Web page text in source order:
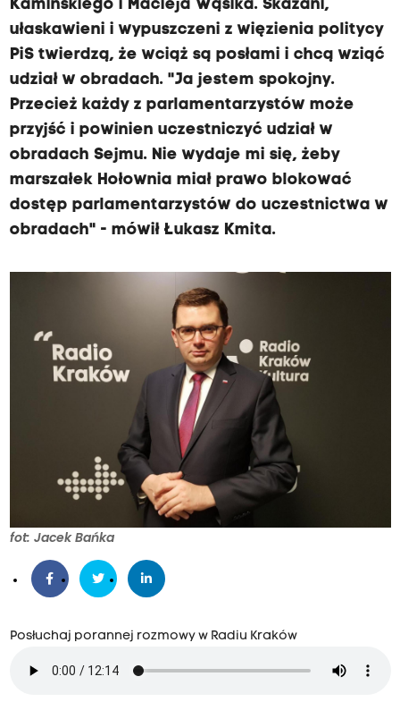
Kamińskiego i Macieja Wąsika. Skazani,
ułaskawieni i wypuszczeni z więzienia politycy
PiS twierdzą, że wciąż są posłami i chcą wziąć
udział w obradach. "Ja jestem spokojny.
Przecież każdy z parlamentarzystów może
przyjść i powinien uczestniczyć udział w
obradach Sejmu. Nie wydaje mi się, żeby
marszałek Hołownia miał prawo blokować
dostęp parlamentarzystów do uczestnictwa w
obradach" - mówił Łukasz Kmita.
fot: Jacek Bańka
Posłuchaj porannej rozmowy w Radiu Kraków